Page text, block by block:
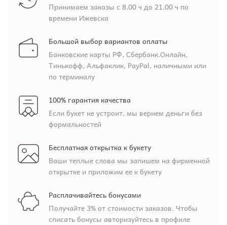
Принимаем заказы с 8.00 ч до 21.00 ч по
времени Ижевска
Большой выбор вариантов оплаты
Банковские карты РФ, Сбербанк.Онлайн,
Тинькофф, Альфаклик, PayPal, наличными или
по терминалу
100% гарантия качества
Если букет не устроит, мы вернем деньги без
формальностей
Бесплатная открытка к букету
Ваши теплые слова мы запишем на фирменной
открытке и приложим ее к букету
Расплачивайтесь бонусами
Получайте 3% от стоимости заказов. Чтобы
списать бонусы авторизуйтесь в профиле